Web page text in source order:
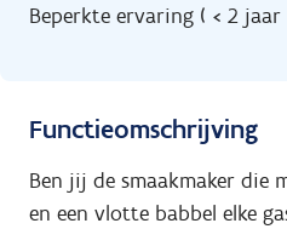
Beperkte ervaring ( < 2 jaar
Functieomschrijving
Ben jij de smaakmaker die
en een vlotte babbel elke